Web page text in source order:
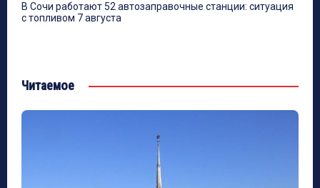
В Сочи работают 52 автозаправочные станции: ситуация
с топливом 7 августа
Читаемое